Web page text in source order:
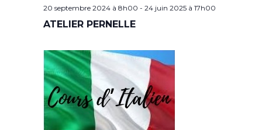
20 septembre 2024 à 8h00 - 24 juin 2025 à 17h00
ATELIER PERNELLE